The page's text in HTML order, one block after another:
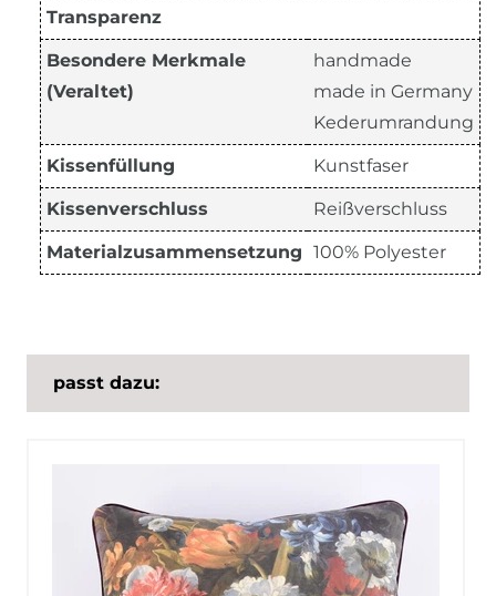
Transparenz
Besondere Merkmale
(Veraltet)
handmade
made in Germany
Kederumrandung
Kissenfüllung Kunstfaser
Kissenverschluss Reißverschluss
Materialzusammensetzung 100% Polyester
passt dazu: